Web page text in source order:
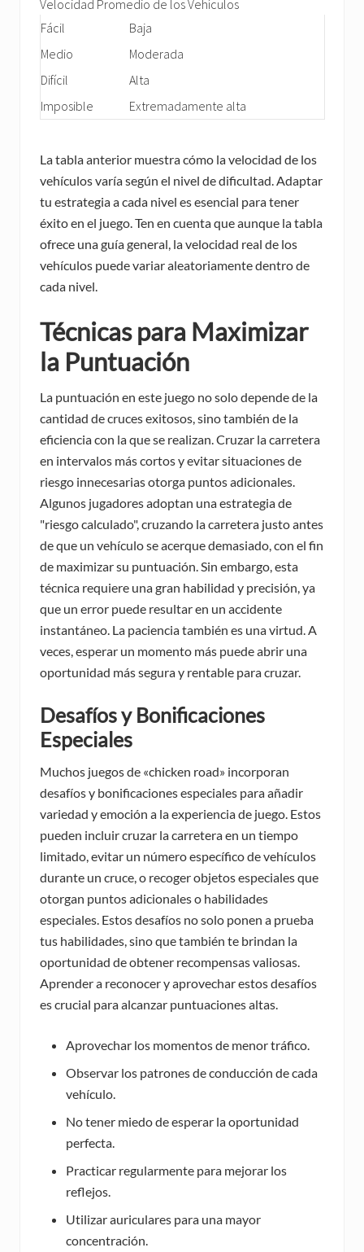
Velocidad Promedio de los Vehículos
Fácil
Baja
Medio
Moderada
Difícil
Alta
Imposible
Extremadamente alta
La tabla anterior muestra cómo la velocidad de los
vehículos varía según el nivel de dificultad. Adaptar
tu estrategia a cada nivel es esencial para tener
éxito en el juego. Ten en cuenta que aunque la tabla
ofrece una guía general, la velocidad real de los
vehículos puede variar aleatoriamente dentro de
cada nivel.
Técnicas para Maximizar
la Puntuación
La puntuación en este juego no solo depende de la
cantidad de cruces exitosos, sino también de la
eficiencia con la que se realizan. Cruzar la carretera
en intervalos más cortos y evitar situaciones de
riesgo innecesarias otorga puntos adicionales.
Algunos jugadores adoptan una estrategia de
"riesgo calculado", cruzando la carretera justo antes
de que un vehículo se acerque demasiado, con el fin
de maximizar su puntuación. Sin embargo, esta
técnica requiere una gran habilidad y precisión, ya
que un error puede resultar en un accidente
instantáneo. La paciencia también es una virtud. A
veces, esperar un momento más puede abrir una
oportunidad más segura y rentable para cruzar.
Desafíos y Bonificaciones
Especiales
Muchos juegos de «chicken road» incorporan
desafíos y bonificaciones especiales para añadir
variedad y emoción a la experiencia de juego. Estos
pueden incluir cruzar la carretera en un tiempo
limitado, evitar un número específico de vehículos
durante un cruce, o recoger objetos especiales que
otorgan puntos adicionales o habilidades
especiales. Estos desafíos no solo ponen a prueba
tus habilidades, sino que también te brindan la
oportunidad de obtener recompensas valiosas.
Aprender a reconocer y aprovechar estos desafíos
es crucial para alcanzar puntuaciones altas.
Aprovechar los momentos de menor tráfico.
Observar los patrones de conducción de cada
vehículo.
No tener miedo de esperar la oportunidad
perfecta.
Practicar regularmente para mejorar los
reflejos.
Utilizar auriculares para una mayor
concentración.